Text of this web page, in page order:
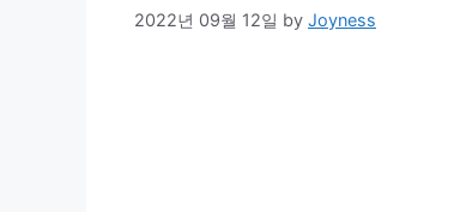
2022년 09월 12일 by Joyness